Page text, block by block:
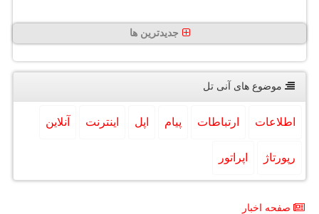
جدیدترین ها
موضوع های آنی تل
اطلاعات ارتباطات پیام اپل اینترنت آنلاین
رپورتاژ اپراتور
صفحه اخبار